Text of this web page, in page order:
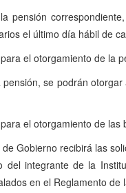
pensión
el último día hábil de
el otorgamiento de la
se podrán
el otorgamiento de
Gobierno recibirá las
del integrante de la
en el Reglamento de